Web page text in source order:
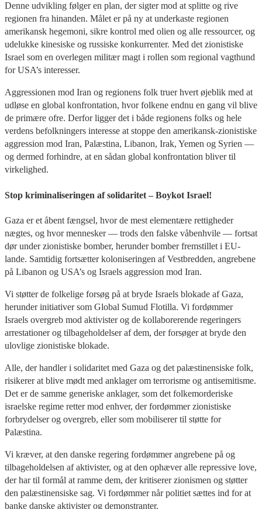
Denne udvikling følger en plan, der sigter mod at splitte og rive
regionen fra hinanden. Målet er på ny at underkaste regionen
amerikansk hegemoni, sikre kontrol med olien og alle ressourcer, og
udelukke kinesiske og russiske konkurrenter. Med det zionistiske
Israel som en overlegen militær magt i rollen som regional vagthund
for USA’s interesser.
Aggressionen mod Iran og regionens folk truer hvert øjeblik med at
udløse en global konfrontation, hvor folkene endnu en gang vil blive
de primære ofre. Derfor ligger det i både regionens folks og hele
verdens befolkningers interesse at stoppe den amerikansk-zionistiske
aggression mod Iran, Palæstina, Libanon, Irak, Yemen og Syrien —
og dermed forhindre, at en sådan global konfrontation bliver til
virkelighed.
Stop kriminaliseringen af solidaritet – Boykot Israel!
Gaza er et åbent fængsel, hvor de mest elementære rettigheder
nægtes, og hvor mennesker — trods den falske våbenhvile — fortsat
dør under zionistiske bomber, herunder bomber fremstillet i EU-
lande. Samtidig fortsætter koloniseringen af Vestbredden, angrebene
på Libanon og USA’s og Israels aggression mod Iran.
Vi støtter de folkelige forsøg på at bryde Israels blokade af Gaza,
herunder initiativer som Global Sumud Flotilla. Vi fordømmer
Israels overgreb mod aktivister og de kollaborerende regeringers
arrestationer og tilbageholdelser af dem, der forsøger at bryde den
ulovlige zionistiske blokade.
Alle, der handler i solidaritet med Gaza og det palæstinensiske folk,
risikerer at blive mødt med anklager om terrorisme og antisemitisme.
Det er de samme generiske anklager, som det folkemorderiske
israelske regime retter mod enhver, der fordømmer zionistiske
forbrydelser og overgreb, eller som mobiliserer til støtte for
Palæstina.
Vi kræver, at den danske regering fordømmer angrebene på og
tilbageholdelsen af aktivister, og at den ophæver alle repressive love,
der har til formål at ramme dem, der kritiserer zionismen og støtter
den palæstinensiske sag. Vi fordømmer når politiet sættes ind for at
banke danske aktivister og demonstranter.